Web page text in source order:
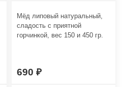
Мёд липовый натуральный,
сладость с приятной
горчинкой, вес 150 и 450 гр.
690